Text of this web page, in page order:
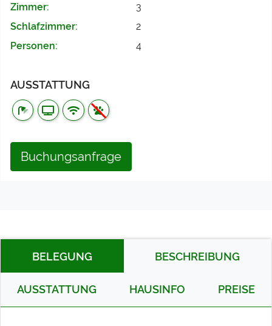
Zimmer:
3
Schlafzimmer:
2
Personen:
4
AUSSTATTUNG
Buchungsanfrage
BELEGUNG BESCHREIBUNG
AUSSTATTUNG HAUSINFO PREISE